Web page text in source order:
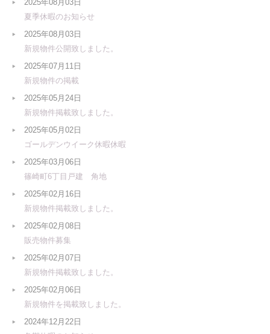
2025年08月03日
夏季休暇のお知らせ
2025年08月03日
新規物件公開致しました。
2025年07月11日
新規物件の掲載
2025年05月24日
新規物件掲載致しました。
2025年05月02日
ゴールデンウイーク休暇休暇
2025年03月06日
篠崎町6丁目戸建 角地
2025年02月16日
新規物件掲載致しました。
2025年02月08日
販売物件募集
2025年02月07日
新規物件掲載致しました。
2025年02月06日
新規物件を掲載致しました。
2024年12月22日